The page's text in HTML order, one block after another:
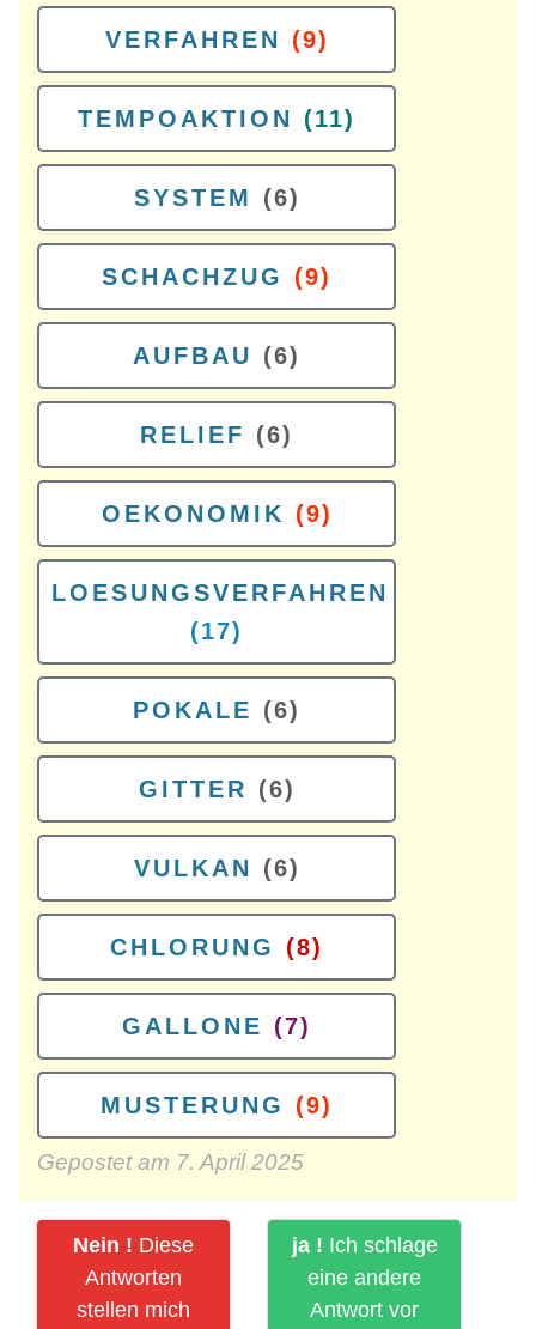
VERFAHREN (9)
TEMPOAKTION (11)
SYSTEM (6)
SCHACHZUG (9)
AUFBAU (6)
RELIEF (6)
OEKONOMIK (9)
LOESUNGSVERFAHREN
(17)
POKALE (6)
GITTER (6)
VULKAN (6)
CHLORUNG (8)
GALLONE (7)
MUSTERUNG (9)
Gepostet am 7. April 2025
Nein ! Diese
Antworten
stellen mich
ja ! Ich schlage
eine andere
Antwort vor